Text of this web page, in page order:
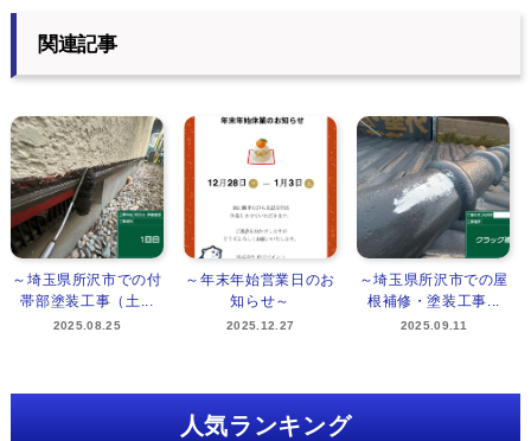
関連記事
～埼玉県所沢市での付
帯部塗装工事（土...
2025.08.25
～年末年始営業日のお
知らせ～
2025.12.27
～埼玉県所沢市での屋
根補修・塗装工事...
2025.09.11
人気ランキング